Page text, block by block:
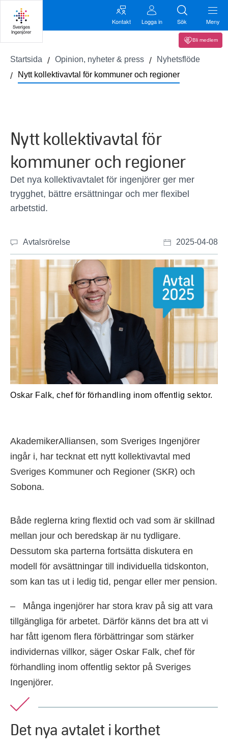
Kontakt Logga in Sök Meny
Bli medlem
Startsida Opinion, nyheter & press
Nyhetsflöde
Nytt kollektivavtal för kommuner och regioner
Nytt kollektivavtal för
kommuner och regioner
Det nya kollektivavtalet för ingenjörer ger mer
trygghet, bättre ersättningar och mer flexibel
arbetstid.
Avtalsrörelse 2025-04-08
Oskar Falk, chef för förhandling inom offentlig sektor.
AkademikerAlliansen, som Sveriges Ingenjörer
ingår i, har tecknat ett nytt kollektivavtal med
Sveriges Kommuner och Regioner (SKR) och
Sobona.
Både reglerna kring flextid och vad som är skillnad
mellan jour och beredskap är nu tydligare.
Dessutom ska parterna fortsätta diskutera en
modell för avsättningar till individuella tidskonton,
som kan tas ut i ledig tid, pengar eller mer pension.
– Många ingenjörer har stora krav på sig att vara
tillgängliga för arbetet. Därför känns det bra att vi
har fått igenom flera förbättringar som stärker
individernas villkor, säger Oskar Falk, chef för
förhandling inom offentlig sektor på Sveriges
Ingenjörer.
Det nya avtalet i korthet